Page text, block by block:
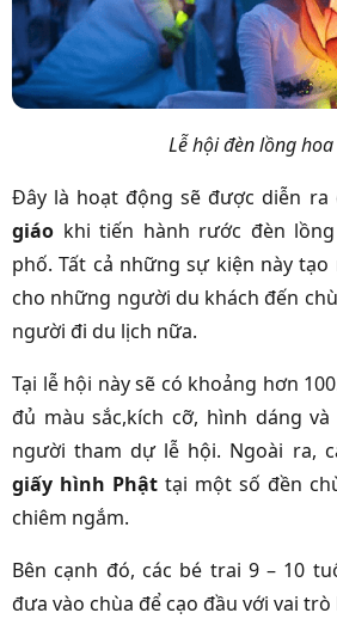
Lễ hội đèn lồng hoa
Đây là hoạt động sẽ được diễn ra
giáo khi tiến hành rước đèn
phố. Tất cả những sự kiện này
cho những người du khách đến
người đi du lịch nữa.
Tại lễ hội này sẽ có khoảng hơn
đủ màu sắc,kích cỡ, hình dáng
người tham dự lễ hội. Ngoài ra,
giấy hình Phật tại một số đền
chiêm ngắm.
Bên cạnh đó, các bé trai 9 – 10
đưa vào chùa để cạo đầu với vai trò